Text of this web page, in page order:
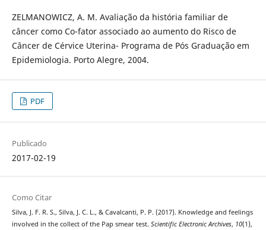
ZELMANOWICZ, A. M. Avaliação da história familiar de
câncer como Co-fator associado ao aumento do Risco de
Câncer de Cérvice Uterina- Programa de Pós Graduação em
Epidemiologia. Porto Alegre, 2004.
PDF
Publicado
2017-02-19
Como Citar
Silva, J. F. R. S., Silva, J. C. L., & Cavalcanti, P. P. (2017). Knowledge and feelings
involved in the collect of the Pap smear test. Scientific Electronic Archives, 10(1),